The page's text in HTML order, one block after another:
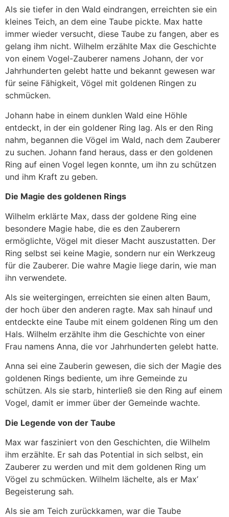
Als sie tiefer in den Wald eindrangen, erreichten sie ein
kleines Teich, an dem eine Taube pickte. Max hatte
immer wieder versucht, diese Taube zu fangen, aber es
gelang ihm nicht. Wilhelm erzählte Max die Geschichte
von einem Vogel-Zauberer namens Johann, der vor
Jahrhunderten gelebt hatte und bekannt gewesen war
für seine Fähigkeit, Vögel mit goldenen Ringen zu
schmücken.
Johann habe in einem dunklen Wald eine Höhle
entdeckt, in der ein goldener Ring lag. Als er den Ring
nahm, begannen die Vögel im Wald, nach dem Zauberer
zu suchen. Johann fand heraus, dass er den goldenen
Ring auf einen Vogel legen konnte, um ihn zu schützen
und ihm Kraft zu geben.
Die Magie des goldenen Rings
Wilhelm erklärte Max, dass der goldene Ring eine
besondere Magie habe, die es den Zauberern
ermöglichte, Vögel mit dieser Macht auszustatten. Der
Ring selbst sei keine Magie, sondern nur ein Werkzeug
für die Zauberer. Die wahre Magie liege darin, wie man
ihn verwendete.
Als sie weitergingen, erreichten sie einen alten Baum,
der hoch über den anderen ragte. Max sah hinauf und
entdeckte eine Taube mit einem goldenen Ring um den
Hals. Wilhelm erzählte ihm die Geschichte von einer
Frau namens Anna, die vor Jahrhunderten gelebt hatte.
Anna sei eine Zauberin gewesen, die sich der Magie des
goldenen Rings bediente, um ihre Gemeinde zu
schützen. Als sie starb, hinterließ sie den Ring auf einem
Vogel, damit er immer über der Gemeinde wachte.
Die Legende von der Taube
Max war fasziniert von den Geschichten, die Wilhelm
ihm erzählte. Er sah das Potential in sich selbst, ein
Zauberer zu werden und mit dem goldenen Ring um
Vögel zu schmücken. Wilhelm lächelte, als er Max’
Begeisterung sah.
Als sie am Teich zurückkamen, war die Taube